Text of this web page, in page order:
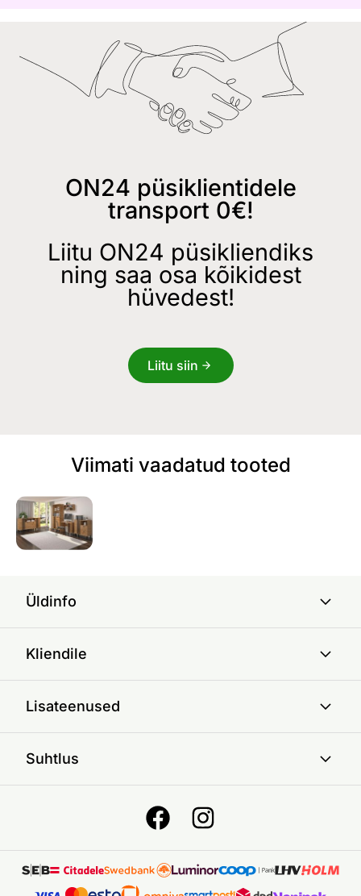
ON24 püsiklientidele
transport 0€!
Liitu ON24 püsikliendiks
ning saa osa kõikidest
hüvedest!
Liitu siin
Viimati vaadatud tooted
Üldinfo
Kliendile
Lisateenused
Suhtlus